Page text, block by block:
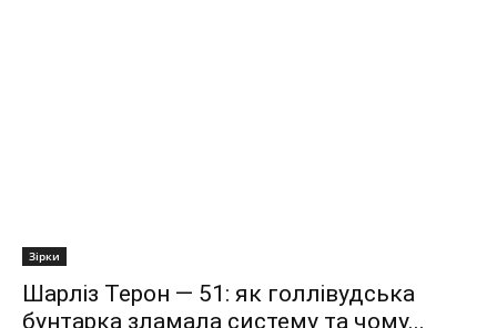
Зірки
Шарліз Терон — 51: як голлівудська
бунтарка зламала систему та чому...